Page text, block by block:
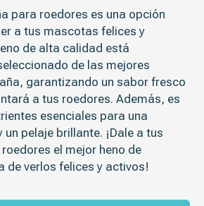
para roedores es una opción
a tus mascotas felices y
de alta calidad está
de las mejores
garantizando un sabor fresco
a tus roedores. Además, es
esenciales para una
pelaje brillante. ¡Dale a tus
el mejor heno de
de verlos felices y activos!